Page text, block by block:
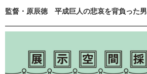
監督・原辰徳 平成巨人の悲哀を背負った男